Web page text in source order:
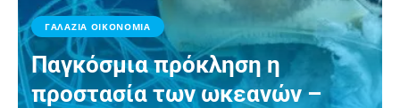
ΓΑΛΑΖΙΑ ΟΙΚΟΝΟΜΙΑ
Παγκόσμια πρόκληση η
προστασία των ωκεανών –